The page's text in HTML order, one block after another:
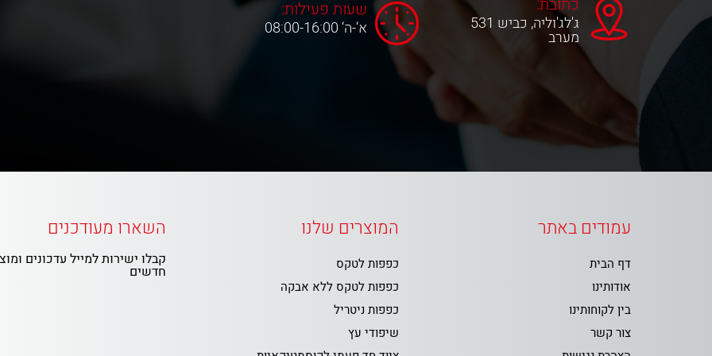
ג'לג'וליה, כביש 531
מערב
שעות פעילות:
א‘-ה‘ 08:00-16:00
עמודים באתר
דף הבית
אודותינו
בין לקוחותינו
צור קשר
המוצרים שלנו
כפפות לטקס
כפפות לטקס ללא אבקה
כפפות ניטריל
שיפודי עץ
השארו מעודכנים
קבלו ישירות למייל עדכונים
חדשים